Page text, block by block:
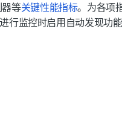
器等关键性能指标。为各项
行监控时启用自动发现功